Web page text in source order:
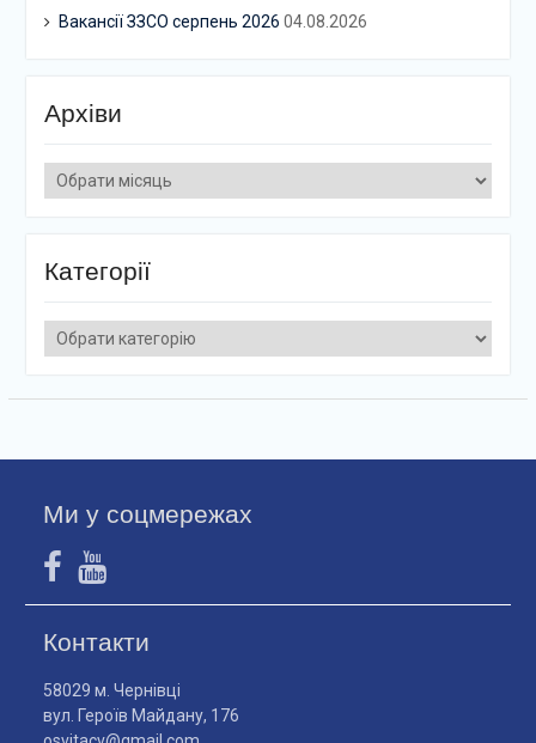
Вакансії ЗЗСО серпень 2026 04.08.2026
Архіви
Архіви
Категорії
Категорії
Ми у соцмережах
Контакти
58029 м. Чернівці
вул. Героїв Майдану, 176